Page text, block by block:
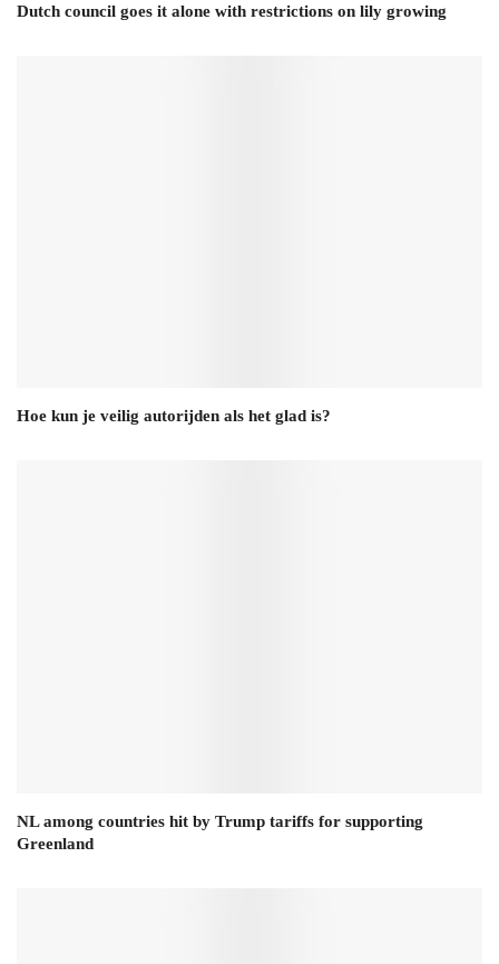
Dutch council goes it alone with restrictions on lily growing
Hoe kun je veilig autorijden als het glad is?
NL among countries hit by Trump tariffs for supporting
Greenland